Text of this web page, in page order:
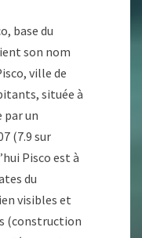
base du
son nom
ville de
située à
par un
(7.9 sur
Pisco est à
du
visibles et
(construction